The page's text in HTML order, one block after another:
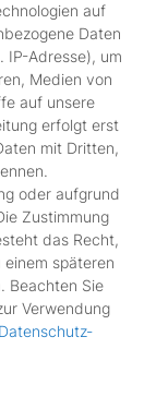
Sicherheit.
auf
Daten
IP-Adresse), um
Medien von
auf unsere
erfolgt erst
mit Dritten,
oder aufgrund
Zustimmung
das Recht,
einem späteren
Beachten Sie
Verwendung
Daten­schutz­